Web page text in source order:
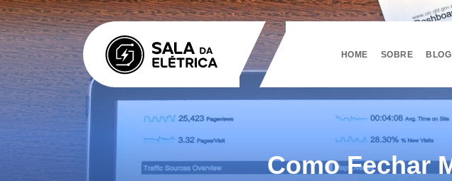
HOME SOBRE BLOG
Como Fechar